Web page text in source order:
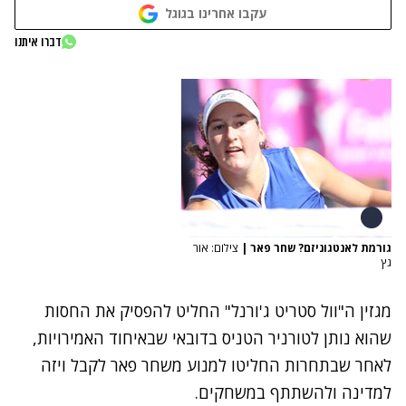
עקבו אחרינו בגוגל
דברו איתנו
גורמת לאנטגוניזם? שחר פאר | צילום: אור
גץ
מגזין ה"וול סטריט ג'ורנל" החליט להפסיק את החסות
שהוא נותן לטורניר הטניס בדובאי שבאיחוד האמירויות,
לאחר שבתחרות החליטו למנוע משחר פאר לקבל ויזה
למדינה ולהשתתף במשחקים.